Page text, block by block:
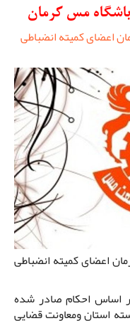
مس کرمان
اعضای کمیته انضباطی
اعضای کمیته انضباطی
اساس احکام صادر شده
استان ومعاونت قضایی